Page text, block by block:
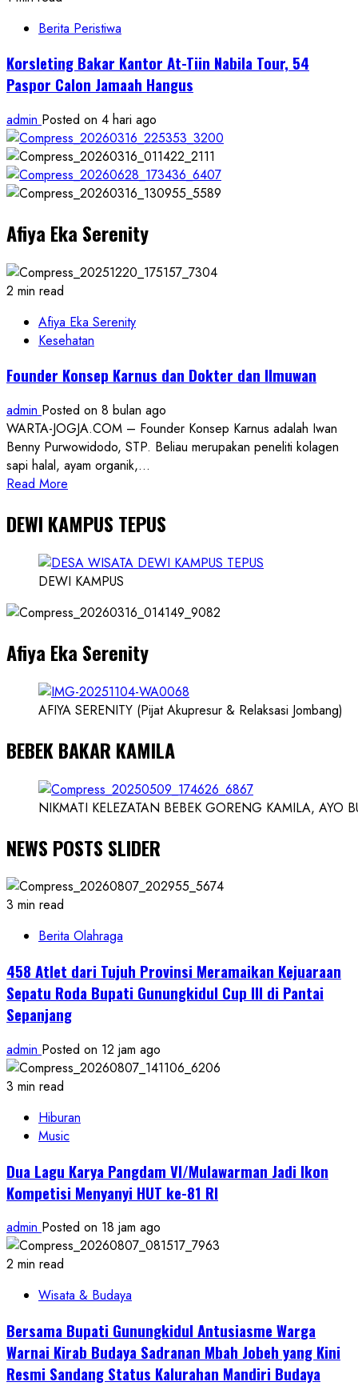
Berita Peristiwa
Korsleting Bakar Kantor At-Tiin Nabila Tour, 54
Paspor Calon Jamaah Hangus
admin Posted on 4 hari ago
Afiya Eka Serenity
2 min read
Afiya Eka Serenity
Kesehatan
Founder Konsep Karnus dan Dokter dan Ilmuwan
admin Posted on 8 bulan ago
WARTA-JOGJA.COM – Founder Konsep Karnus adalah Iwan
Benny Purwowidodo, STP. Beliau merupakan peneliti kolagen
sapi halal, ayam organik,...
Read More
about
Founder
Konsep
Karnus
Dokter
Ilmuwan
DEWI KAMPUS TEPUS
DEWI KAMPUS
Afiya Eka Serenity
AFIYA SERENITY (Pijat Akupresur & Relaksasi Jombang)
BEBEK BAKAR KAMILA
NIKMATI KELEZATAN BEBEK GORENG KAMILA, AYO
NEWS POSTS SLIDER
3 min read
Berita Olahraga
458 Atlet dari Tujuh Provinsi Meramaikan Kejuaraan
Sepatu Roda Bupati Gunungkidul Cup III di Pantai
Sepanjang
admin Posted on 12 jam ago
3 min read
Hiburan
Music
Dua Lagu Karya Pangdam VI/Mulawarman Jadi Ikon
Kompetisi Menyanyi HUT ke-81 RI
admin Posted on 18 jam ago
2 min read
Wisata & Budaya
Bersama Bupati Gunungkidul Antusiasme Warga
Warnai Kirab Budaya Sadranan Mbah Jobeh yang Kini
Resmi Sandang Status Kalurahan Mandiri Budaya